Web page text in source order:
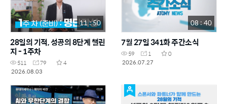
11 : 50
28일의 기적, 성공의 8단계 챌린
지 - 1주차
511 79
4
2026.08.03
08 : 40
7월 27일 341화 주간소식
59 1
0
2026.07.27